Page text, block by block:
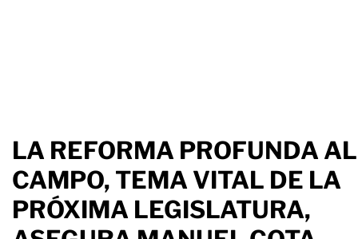
LA REFORMA PROFUNDA AL
CAMPO, TEMA VITAL DE LA
PRÓXIMA LEGISLATURA,